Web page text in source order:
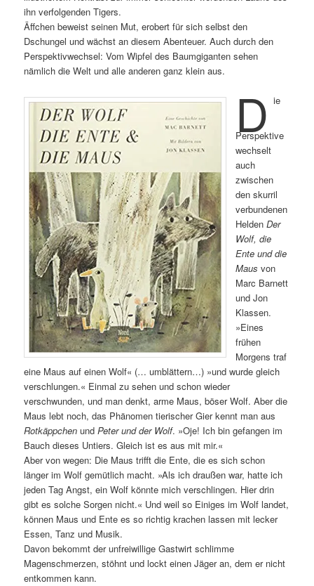
ihn verfolgenden Tigers.
Äffchen beweist seinen Mut, erobert für sich selbst den
Dschungel und wächst an diesem Abenteuer. Auch durch den
Perspektivwechsel: Vom Wipfel des Baumgiganten sehen
nämlich die Welt und alle anderen ganz klein aus.
D ie
Perspektive
wechselt
auch
zwischen
den skurril
verbundenen
HeldenDer
Wolf, die
Ente und die
Mausvon
Marc Barnett
und Jon
Klassen.
»Eines
frühen
Morgens traf
eine Maus auf einen Wolf« (… umblättern…) »und wurde gleich
verschlungen.« Einmal zu sehen und schon wieder
verschwunden, und man denkt, arme Maus, böser Wolf. Aber die
Maus lebt noch, das Phänomen tierischer Gier kennt man aus
Rotkäppchen undPeter und der Wolf. »Oje! Ich bin gefangen im
Bauch dieses Untiers. Gleich ist es aus mit mir.«
Aber von wegen: Die Maus trifft die Ente, die es sich schon
länger im Wolf gemütlich macht. »Als ich draußen war, hatte ich
jeden Tag Angst, ein Wolf könnte mich verschlingen. Hier drin
gibt es solche Sorgen nicht.« Und weil so Einiges im Wolf landet,
können Maus und Ente es so richtig krachen lassen mit lecker
Essen, Tanz und Musik.
Davon bekommt der unfreiwillige Gastwirt schlimme
Magenschmerzen, stöhnt und lockt einen Jäger an, dem er nicht
entkommen kann.